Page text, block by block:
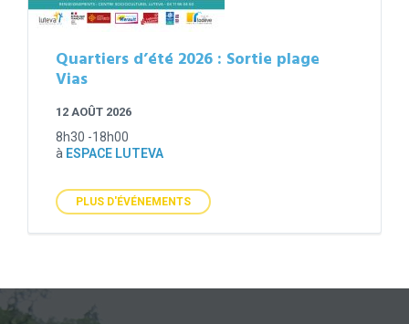
Quartiers d’été 2026 : Sortie plage
Vias
12 AOÛT 2026
8h30 -18h00
à ESPACE LUTEVA
PLUS D'ÉVÉNEMENTS